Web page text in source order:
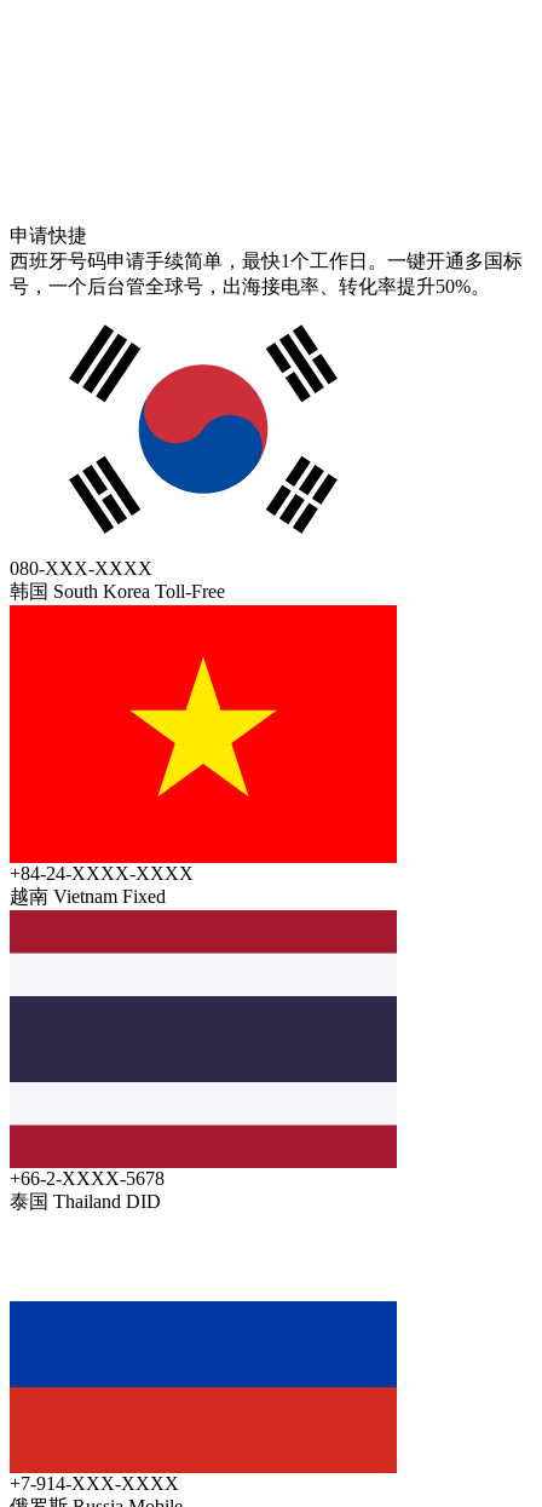
申请快捷
西班牙号码申请手续简单，最快1个工作日。一键开通多国标
号，一个后台管全球号，出海接电率、转化率提升50%。
080-XXX-XXXX
韩国 South Korea Toll-Free
+84-24-XXXX-XXXX
越南 Vietnam Fixed
+66-2-XXXX-5678
泰国 Thailand DID
+7-914-XXX-XXXX